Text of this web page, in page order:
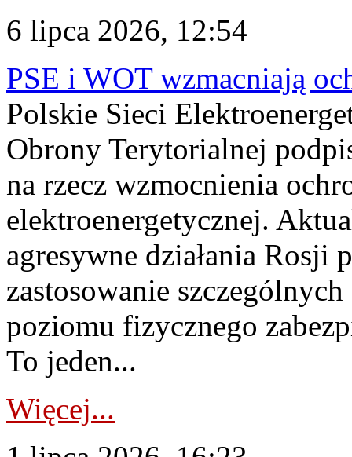
6 lipca 2026, 12:54
PSE i WOT wzmacniają
Polskie Sieci
Obrony Terytorialnej
na rzecz wzmocnienia
elektroenergetycznej.
agresywne działania Rosji
zastosowanie
poziomu fizycznego
To jeden...
Więcej...